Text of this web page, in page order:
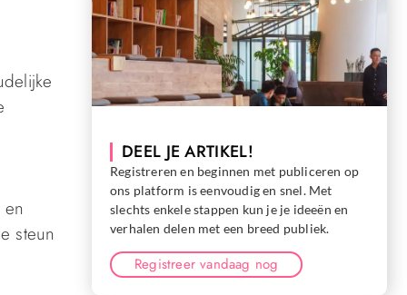
steun
DEEL JE ARTIKEL!
Registreren en beginnen met publiceren op
ons platform is eenvoudig en snel. Met
slechts enkele stappen kun je je ideeën en
verhalen delen met een breed publiek.
Registreer vandaag nog